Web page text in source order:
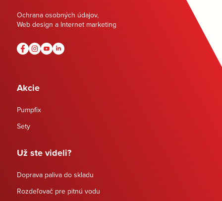
Ochrana osobných údajov,
Web design a Internet marketing
Akcie
Pumpfix
Sety
Už ste videli?
Doprava paliva do skladu
Rozdeľovač pre pitnú vodu